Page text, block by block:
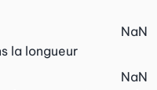
la longueur
NaN
NaN